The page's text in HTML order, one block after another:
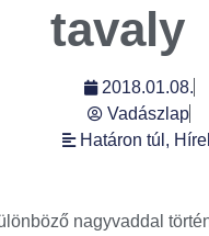
tavaly
2018.01.08.
Vadászlap
Határon túl ,
nagyvaddal